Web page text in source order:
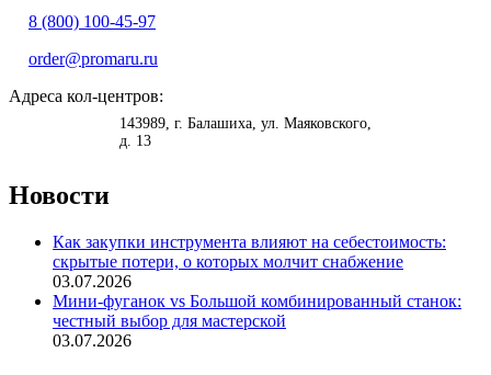
8 (800) 100-45-97
order@promaru.ru
Адреса кол-центров:
143989 , г. Балашиха ул. Маяковского,
д. 13
Новости
Как закупки инструмента влияют на себестоимость:
скрытые потери, о которых молчит снабжение
03.07.2026
Мини-фуганок vs Большой комбинированный станок:
честный выбор для мастерской
03.07.2026